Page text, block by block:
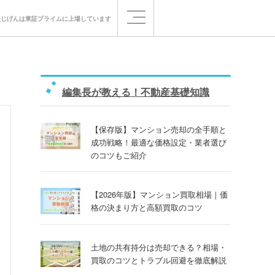
げんは東証プライムに 上場しています
編集長が教える！不動産基礎知識
【保存版】マンション売却の全手順と
成功戦略！最適な価格設定・業者選び
のコツもご紹介
【2026年版】マンション買取相場｜価
格の決まり方と高額買取のコツ
土地の共有持分は売却できる？相場・
買取のコツとトラブル回避を徹底解説